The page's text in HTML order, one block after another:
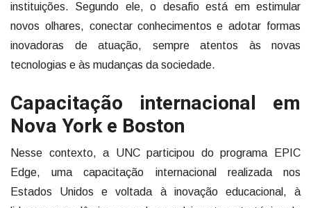
instituições. Segundo ele, o desafio está em estimular
novos olhares, conectar conhecimentos e adotar formas
inovadoras de atuação, sempre atentos às novas
tecnologias e às mudanças da sociedade.
Capacitação internacional em
Nova York e Boston
Nesse contexto, a UNC participou do programa EPIC
Edge, uma capacitação internacional realizada nos
Estados Unidos e voltada à inovação educacional, à